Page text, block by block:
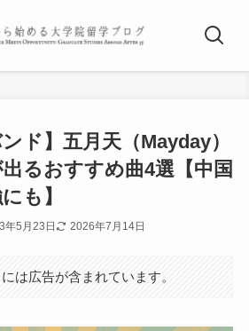
ンド】五月天（Mayday）
るおすすめ曲4選【中国
も】
年5月23日 2026年7月14日
は広告が含まれています。